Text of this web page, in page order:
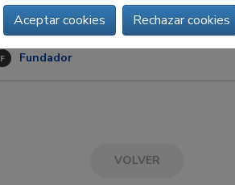
Web:http://www.dpz.es/
Fundador
VOLVER
Aceptar cookies Rechazar cookies